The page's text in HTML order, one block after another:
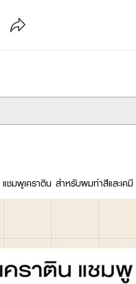
แชมพูเคราติน สำหรับผมทำสีและเคมี